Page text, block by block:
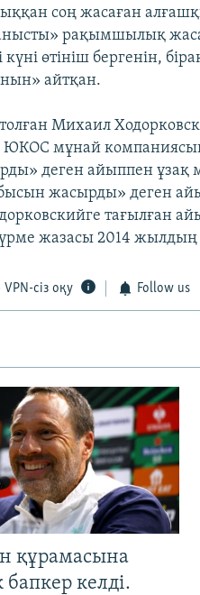
соң жасаған
рақымшылық
өтініш бергенін,
айтқан.
Михаил
ЮКОС мұнай
деген айыппен ұзақ
жасырды» деген
тағылған
жазасы 2014 жылдың
VPN-сіз оқу Follow us
құрамасына
бапкер келді.